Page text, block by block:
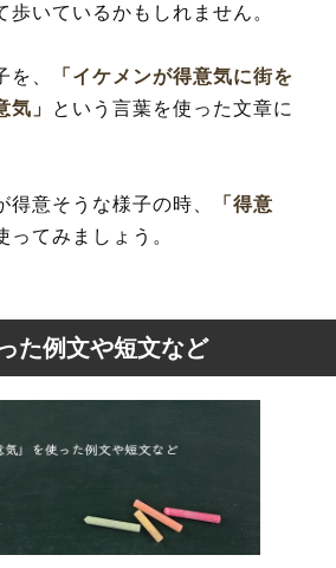
いているかもしれません。
、
「イケメンが得意気に街を
気」
という言葉を使った文章に
得意そうな様子の時、
「得意
ってみましょう。
た例文や短文など